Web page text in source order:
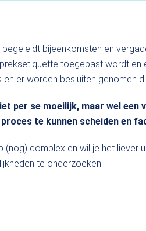
bijeenkomsten en
toegepast wordt en
er worden besluiten genomen
per se moeilijk, maar wel een
te kunnen scheiden en
(nog) complex en wil je het liever
te onderzoeken.